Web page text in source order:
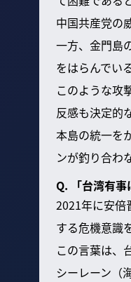
中国共産党の
一方、金門島
をはらんでいる
このような攻
反感も決定的
本島の統一を
ンが釣り合わ
Q. 「台湾有
2021年に安倍
する危機意識
この言葉は、
シーレーン（